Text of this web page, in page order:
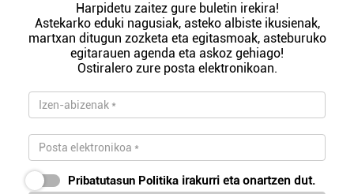
Harpidetu zaitez gure buletin irekira!
Astekarko eduki nagusiak, asteko albiste ikusienak,
martxan ditugun zozketa eta egitasmoak, asteburuko
egitarauen agenda eta askoz gehiago!
Ostiralero zure posta elektronikoan.
Pribatutasun Politika irakurri eta onartzen dut.